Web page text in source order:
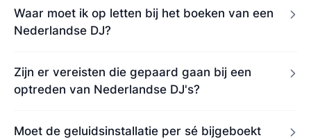
Waar moet ik op letten bij het boeken van een
Nederlandse DJ?
Zijn er vereisten die gepaard gaan bij een
optreden van Nederlandse DJ's?
Moet de geluidsinstallatie per sé bijgeboekt